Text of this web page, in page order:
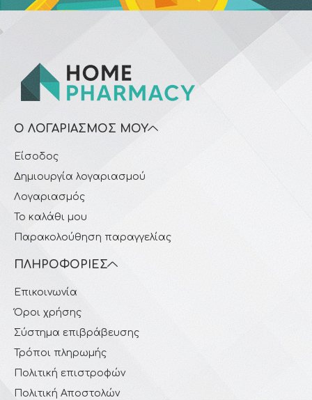
Ο ΛΟΓΑΡΙΑΣΜΌΣ ΜΟΥ
Είσοδος
Δημιουργία λογαριασμού
Λογαριασμός
Το καλάθι μου
Παρακολούθηση παραγγελίας
ΠΛΗΡΟΦΟΡΊΕΣ
Επικοινωνία
Όροι χρήσης
Σύστημα επιβράβευσης
Τρόποι πληρωμής
Πολιτική επιστροφών
Πολιτική Αποστολών